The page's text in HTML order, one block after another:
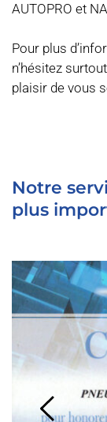
AUTOPRO et
Pour plus
n’hésitez
plaisir de vous
Notre
plus